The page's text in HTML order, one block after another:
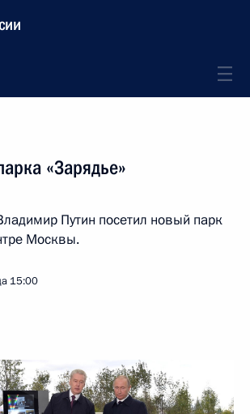
«Зарядье»
Путин посетил новый парк
Москвы.
15:00